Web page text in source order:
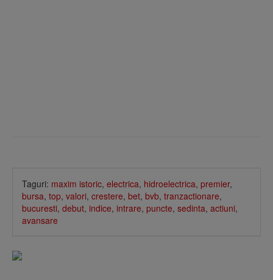
Taguri: maxim istoric, electrica, hidroelectrica, premier,
bursa, top, valori, crestere, bet, bvb, tranzactionare,
bucuresti, debut, indice, intrare, puncte, sedinta, actiuni,
avansare